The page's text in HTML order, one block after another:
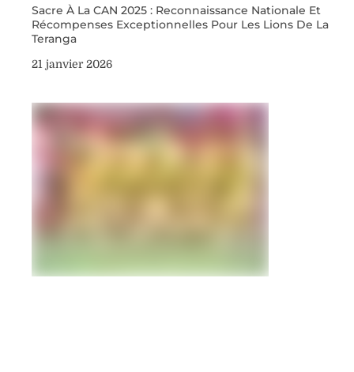
Sacre À La CAN 2025 : Reconnaissance Nationale Et
Récompenses Exceptionnelles Pour Les Lions De La
Teranga
21 janvier 2026